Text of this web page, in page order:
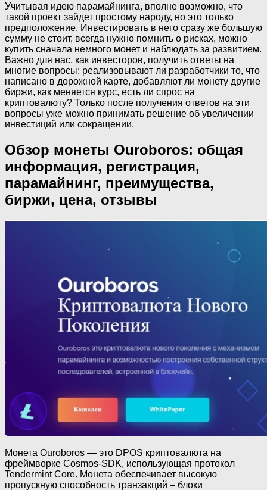
Учитывая идею парамайнинга, вполне возможно, что
такой проект зайдет простому народу, но это только
предположение. Инвестировать в него сразу же большую
сумму не стоит, всегда нужно помнить о рисках, можно
купить сначала немного монет и наблюдать за развитием.
Важно для нас, как инвесторов, получить ответы на
многие вопросы: реализовывают ли разработчики то, что
написано в дорожной карте, добавляют ли монету другие
биржи, как меняется курс, есть ли спрос на
криптовалюту? Только после получения ответов на эти
вопросы уже можно принимать решение об увеличении
инвестиций или сокращении.
Обзор монеты Ouroboros: общая
информация, регистрация,
парамайнинг, преимущества,
биржи, цена, отзывы
Монета Ouroboros — это DPOS криптовалюта на
фреймворке Cosmos-SDK, использующая протокол
Tendermint Core. Монета обеспечивает высокую
пропускную способность транзакций – блоки